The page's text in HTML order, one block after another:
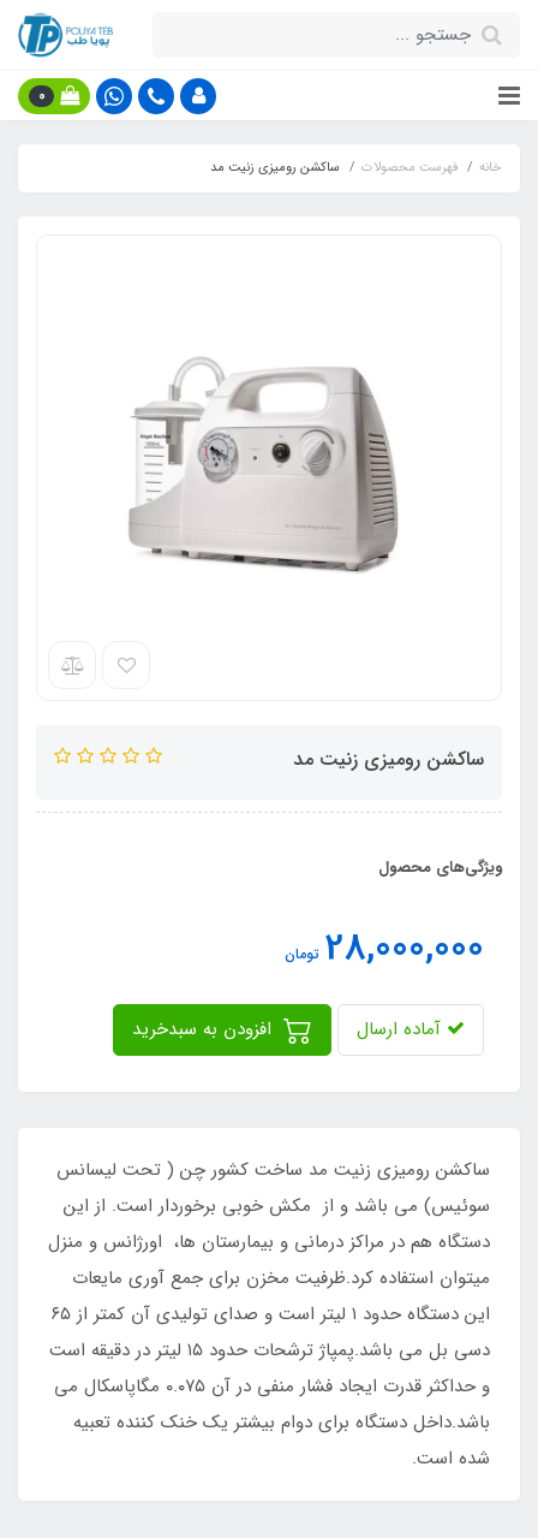
0
خانه فهرست محصولات ساکشن رومیزی زنیت مد
ساکشن رومیزی زنیت مد
ویژگی‌های محصول
28,000,000 تومان
آماده ارسال
ساکشن رومیزی زنیت مد ساخت کشور چن ( تحت لیسانس
سوئیس) می باشد و از مکش خوبی برخوردار است. از این
دستگاه هم در مراکز درمانی و بیمارستان ها، اورژانس و منزل
میتوان استفاده کرد.ظرفیت مخزن برای جمع آوری مایعات
این دستگاه حدود ۱ لیتر است و صدای تولیدی آن کمتر از ۶۵
دسی بل می باشد.پمپاژ ترشحات حدود ۱۵ لیتر در دقیقه است
و حداکثر قدرت ایجاد فشار منفی در آن ۰.۰۷۵ مگاپاسکال می
باشد.داخل دستگاه برای دوام بیشتر یک خنک کننده تعبیه
شده است.